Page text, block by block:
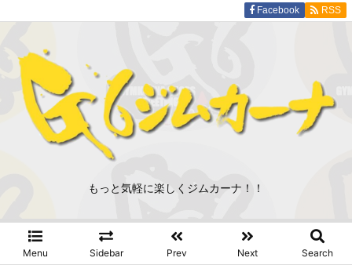
もっと気軽に楽しくジムカーナ！！
Menu Sidebar Prev Next Search
Facebook RSS